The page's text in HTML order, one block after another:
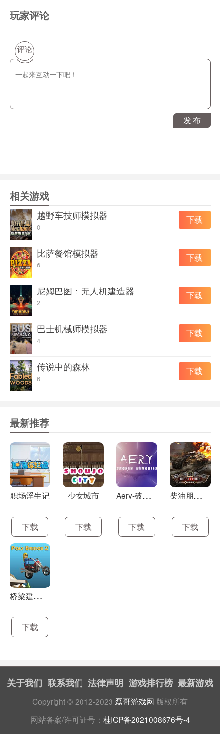
摸爬滚打的笑与泪用一种尽可能真实而有趣的方式表现出
来。
游戏内容
不是后浪就乖乖入海
你无法选择天胡开局，但你可以充分定制自己的起点。你
以选择聪明绝顶的头脑快速高效地应对工作，甚至可以设
定自己的家庭背景和在校时的履历……与现实一样，这些
的心路历程，所以目前没有提供女性主角。考虑在未来增
加(大概)
不会写代码也丝毫不影响游戏体验
非常抱歉!因为开发者是码农出身，所以在游戏中你也会从
【软件开发工程师】这个岗位开始你的职场人生。当然之
后你可以选择转岗，也可以升职走上管理之路，更可以跳
槽或者干脆自己创业。
不要吐槽为什么从什么大学出来都要当开发工程师……遇
事不决转码农不是吗?
万物皆可卡牌但我们不是 Rougelike
开发者是太阁立志传的粉丝，所以在经过一番挣扎之后还
是决定把游戏内的技能与身份都卡牌化了。不过这并不是
一款 Rougelike 游戏，所有的事件只要符合条件就可以触
发。面对突如其来的各种事件，不同待人处事方式将会带
给你不同的卡牌，风格迥异的卡组将使你在工作中大放异
卡面映射出你的脸。You are what you think.
人生不只有上班，除了上班还可以加班
你可以自由平衡工作和生活的比重，在完全架空的中国东
南沿海城市“厦州”尽情撒欢。你可以选择宅家撸猫种花研
究菜谱打游戏，也可以选择外出打短工贴补家用;可以读书
学习自我提升，也可以在城市四处“邂逅”心仪的她(们)……
象。
只有大人才懂的肮脏社交
在公司里你会有海量同事，在社会上你可以有无数友人。
请客、送礼、应酬、站队，职场勾心斗角无处不在;聚会、
恋爱、结婚(甚至还可以离婚)、生子，生活的美妙样样不
缺。是在同事的朋友圈疯狂输出还是约会美女游遍厦州，
期待你的一键三连。谢谢!
游戏配置
运行环境
Directx11.0/Directx11.0
CPU
i5
内存
4 GB
玩家评论
评论
发 布
相关游戏
越野车技师模拟器
0
下载
比萨餐馆模拟器
6
下载
尼姆巴图：无人机建造器
2
下载
巴士机械师模拟器
4
下载
传说中的森林
6
下载
最新推荐
职场浮生记
下载
少女城市
下载
A
ery-破碎的记忆
下载
柴
油朋克战争
下载
桥
梁建筑师2
下载
关于我们 联系我们 法律声明 游戏排行榜 最新游戏
Copyright © 2012-2023 磊哥游戏网 版权所有
网站备案/许可证号： 桂ICP备2021008676号-4